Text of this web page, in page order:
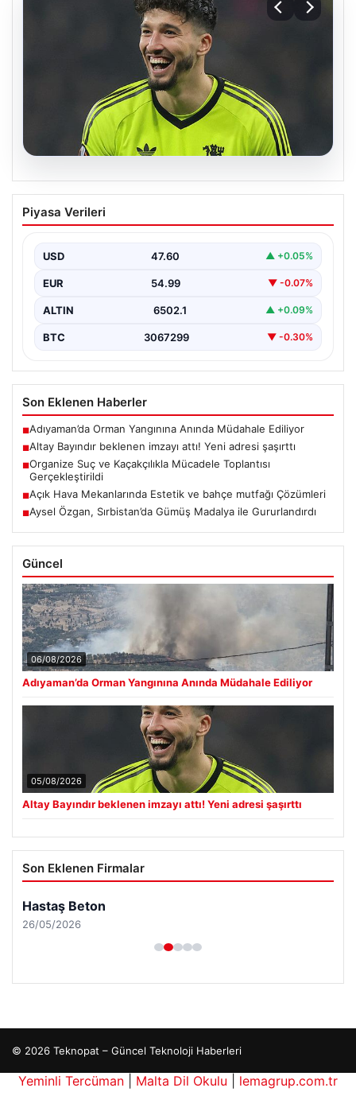
Altay Bayındır beklenen imzayı attı!
Yeni adresi şaşırttı
Piyasa Verileri
USD 47.60 ▲ +0.05%
EUR 54.99 ▼ -0.07%
ALTIN 6502.1 ▲ +0.09%
BTC 3067299 ▼ -0.30%
Son Eklenen Haberler
■Adıyaman’da Orman Yangınına Anında Müdahale Ediliyor
■Altay Bayındır beklenen imzayı attı! Yeni adresi şaşırttı
■Organize Suç ve Kaçakçılıkla Mücadele Toplantısı
Gerçekleştirildi
■Açık Hava Mekanlarında Estetik ve bahçe mutfağı Çözümleri
■Aysel Özgan, Sırbistan’da Gümüş Madalya ile Gururlandırdı
Güncel
06/08/2026
Adıyaman’da Orman Yangınına Anında Müdahale Ediliyor
05/08/2026
Altay Bayındır beklenen imzayı attı! Yeni adresi şaşırttı
Son Eklenen Firmalar
Hastaş Beton
26/05/2026
© 2026 Teknopat – Güncel Teknoloji Haberleri
Yeminli Tercüman Malta Dil Okulu
lemagrup.com.tr